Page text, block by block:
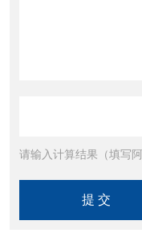
请输入计算结果（填写